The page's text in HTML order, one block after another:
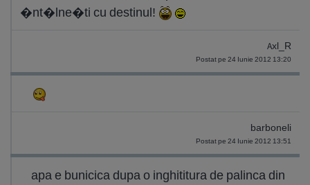
�nt�lne�ti cu destinul!
Axl_R
Postat pe 24 Iunie 2012 13:20
barboneli
Postat pe 24 Iunie 2012 13:51
apa e bunicica dupa o inghititura de palinca din